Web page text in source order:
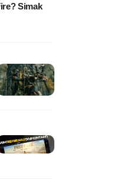
Simak